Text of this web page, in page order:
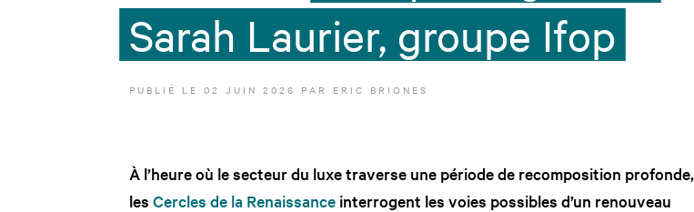
Sarah Laurier, groupe Ifop
PUBLIÉ LE 02 JUIN 2026 PAR ERIC BRIONES
À l’heure où le secteur du luxe traverse une période de recomposition profonde,
les Cercles de la Renaissance interrogent les voies possibles d’un renouveau